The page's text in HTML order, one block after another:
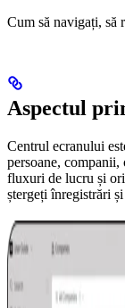
Cum să navigați, să
Aspectul
Centrul ecranului
persoane,
fluxuri de lucru și
ștergeți înregistrări